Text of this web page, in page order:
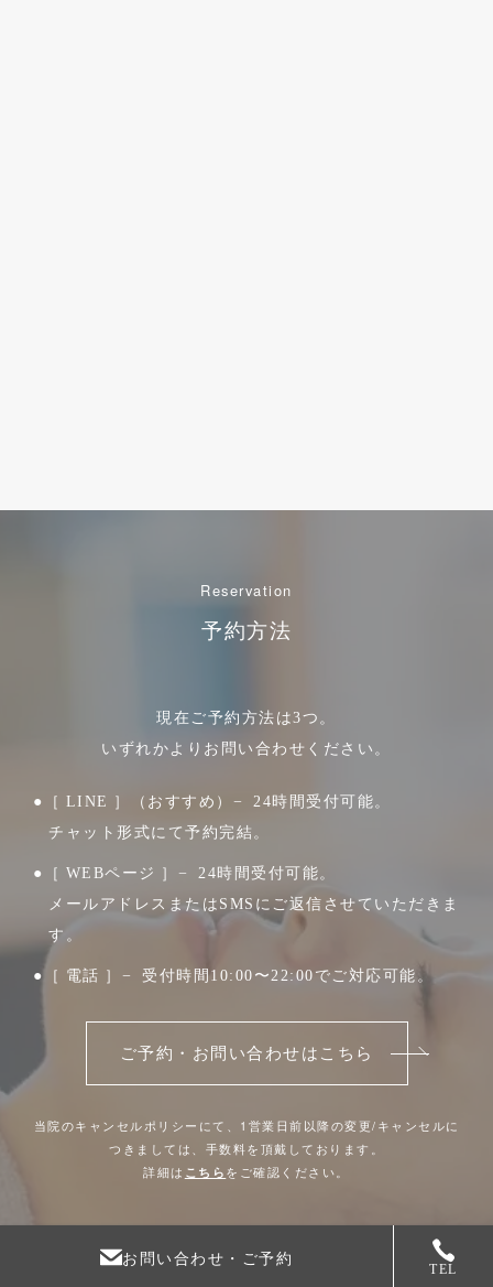
Reservation
予約方法
現在ご予約方法は3つ。
いずれかよりお問い合わせください。
●［ LINE ］（おすすめ）− 24時間受付可能。
チャット形式にて予約完結。
●［ WEBページ ］− 24時間受付可能。
メールアドレスまたはSMSにご返信させていただきま
す。
●［ 電話 ］− 受付時間10:00〜22:00でご対応可能。
ご予約・お問い合わせはこちら
当院のキャンセルポリシーにて、1営業日前以降の変更/キャンセルに
つきましては、手数料を頂戴しております。
詳細は こちら をご確認ください。
お問い合わせ・ご予約
TEL